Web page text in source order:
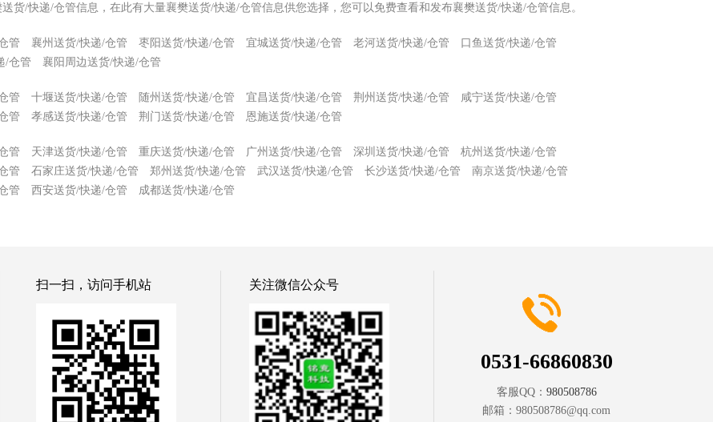
货/快递/仓管信息，在此有大量襄樊送货/快递/仓管信息供您选择，您可以免费查看和发布襄樊送货/快递/仓管信息。
管 襄州送货/快递/仓管 枣阳送货/快递/仓管 宜城送货/快递/仓管 老河送货/快递/仓管
口鱼送货/快递/仓管
/仓管 襄阳周边送货/快递/仓管
管 十堰送货/快递/仓管 随州送货/快递/仓管 宜昌送货/快递/仓管 荆州送货/快递/仓管
咸宁送货/快递/仓管
管 孝感送货/快递/仓管 荆门送货/快递/仓管 恩施送货/快递/仓管
管 天津送货/快递/仓管 重庆送货/快递/仓管 广州送货/快递/仓管 深圳送货/快递/仓管
杭州送货/快递/仓管
管 石家庄送货/快递/仓管 郑州送货/快递/仓管 武汉送货/快递/仓管 长沙送货/快递/仓管
南京送货/快递/仓管
管 西安送货/快递/仓管 成都送货/快递/仓管
扫一扫，访问手机站 关注微信公众号
0531-66860830
客服QQ： 980508786
邮箱： 980508786@qq.com